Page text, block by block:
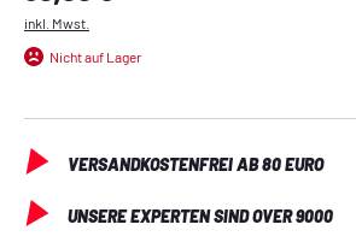
Flugsaurier-Duo lässt sich nicht
Luft – abgewehrt!
inkl. Mwst.
Nicht auf Lager
VERSANDKOSTENFREI AB 80 EURO
UNSERE EXPERTEN SIND OVER 9000